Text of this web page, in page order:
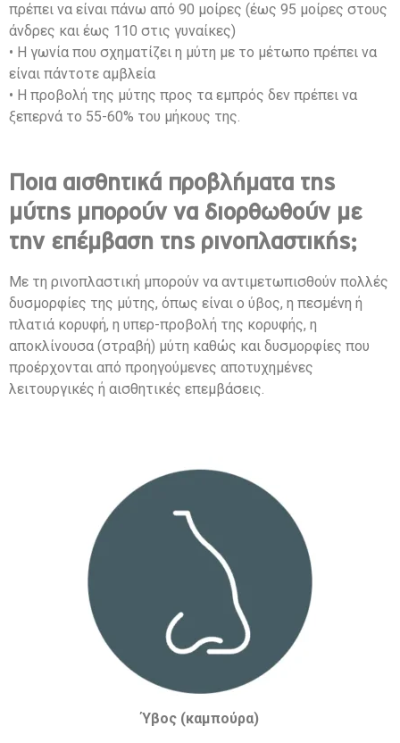
πρέπει να είναι πάνω από 90 μοίρες (έως 95 μοίρες στους
άνδρες και έως 110 στις γυναίκες)
• Η γωνία που σχηματίζει η μύτη με το μέτωπο πρέπει να
είναι πάντοτε αμβλεία
• Η προβολή της μύτης προς τα εμπρός δεν πρέπει να
ξεπερνά το 55-60% του μήκους της.
Ποια αισθητικά προβλήματα της
μύτης μπορούν να διορθωθούν με
την επέμβαση της ρινοπλαστικής;
Με τη ρινοπλαστική μπορούν να αντιμετωπισθούν πολλές
δυσμορφίες της μύτης, όπως είναι ο ύβος, η πεσμένη ή
πλατιά κορυφή, η υπερ-προβολή της κορυφής, η
αποκλίνουσα (στραβή) μύτη καθώς και δυσμορφίες που
προέρχονται από προηγούμενες αποτυχημένες
λειτουργικές ή αισθητικές επεμβάσεις.
Ύβος (καμπούρα)